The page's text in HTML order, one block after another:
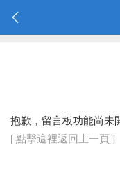
抱歉，留言板功能尚未
[ 點擊這裡返回上一頁 ]